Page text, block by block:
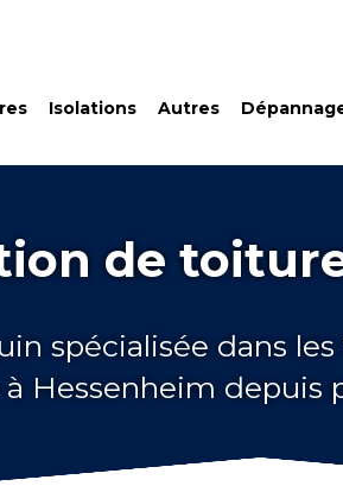
Isolations Autres
de
spécialisée dans
Hessenheim depuis